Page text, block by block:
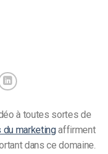
à toutes sortes de
marketingaffirment
dans ce domaine.